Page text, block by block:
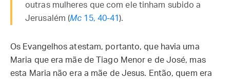
outras mulheres que com ele tinham subido a
Jerusalém (Mc 15, 40-41).
Os Evangelhos atestam, portanto, que havia uma
Maria que era mãe de Tiago Menor e de José, mas
esta Maria não era a mãe de Jesus. Então, quem era